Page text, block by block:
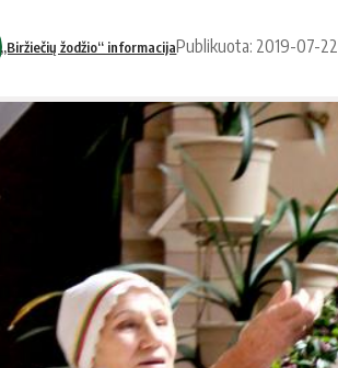
„Biržiečių žodžio“ informacijaPublikuota: 2019-07-22